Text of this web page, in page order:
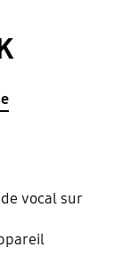
vocal sur